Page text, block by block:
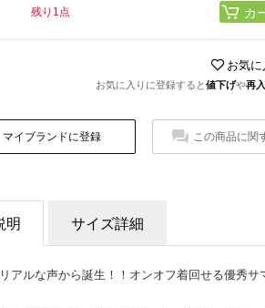
残り1点 カ
お気に
お気に入りに登録すると値下げや再
マイブランドに登録 この商品に関
明 サイズ詳細
アルな声から誕生！！オンオフ着回せる優秀サ